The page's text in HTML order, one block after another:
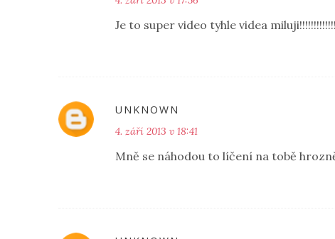
Je to super video tyhle videa
UNKNOWN
4. září 2013 v 18:41
Mně se náhodou to líčení na tobě